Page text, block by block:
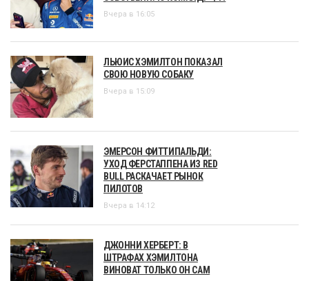
Вчера в 16:05
ЛЬЮИС ХЭМИЛТОН ПОКАЗАЛ
СВОЮ НОВУЮ СОБАКУ
Вчера в 15:09
ЭМЕРСОН ФИТТИПАЛЬДИ:
УХОД ФЕРСТАППЕНА ИЗ RED
BULL РАСКАЧАЕТ РЫНОК
ПИЛОТОВ
Вчера в 14:12
ДЖОННИ ХЕРБЕРТ: В
ШТРАФАХ ХЭМИЛТОНА
ВИНОВАТ ТОЛЬКО ОН САМ